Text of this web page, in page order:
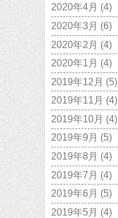
2020年4月 (4)
2020年3月 (6)
2020年2月 (4)
2020年1月 (4)
2019年12月 (5)
2019年11月 (4)
2019年10月 (4)
2019年9月 (5)
2019年8月 (4)
2019年7月 (4)
2019年6月 (5)
2019年5月 (4)